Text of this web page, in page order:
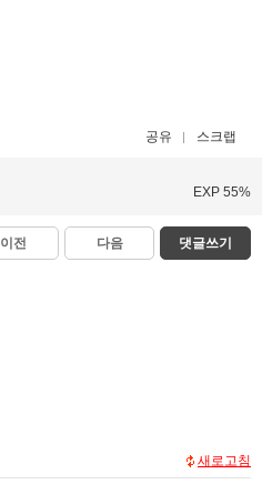
공유 스크랩
EXP 55%
이전 다음 댓글쓰기
새로고침